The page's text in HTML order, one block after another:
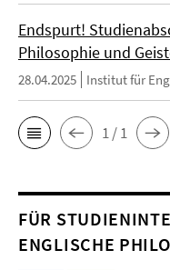
Endspurt!
Philosophie und
28.04.2025 Institut für
1 / 1
FÜR
ENGLISCHE